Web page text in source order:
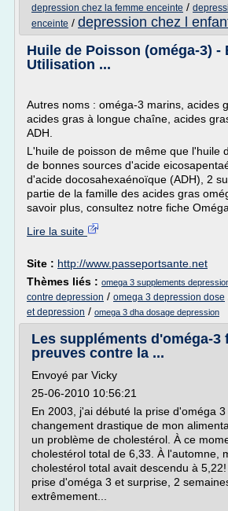
depression chez la femme enceinte /
enceinte / depression chez l
Huile de Poisson (oméga-3) -
Utilisation ...
Autres noms : oméga-3 marins, acides
acides gras à longue chaîne, acides
ADH.
L'huile de poisson de même que l'huile
de bonnes sources d'acide
d'acide docosahexaénoïque (ADH), 2
partie de la famille des acides gras
savoir plus, consultez notre fiche
Lire la suite
Site : http://www.passeportsante.net
Thèmes liés : omega 3 supplements
contre depression / omega 3 depression dose
et depression / omega 3 dha dosage depression
Les suppléments d'oméga-3
preuves contre la ...
Envoyé par Vicky
25-06-2010 10:56:21
En 2003, j'ai débuté la prise d'oméga
changement drastique de mon
un problème de cholestérol. À ce
cholestérol total de 6,33. À l'automne,
cholestérol total avait descendu à
prise d'oméga 3 et surprise, 2
extrêmement...